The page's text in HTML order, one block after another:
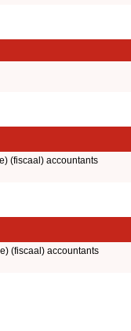
(fiscaal) accountants
(fiscaal) accountants